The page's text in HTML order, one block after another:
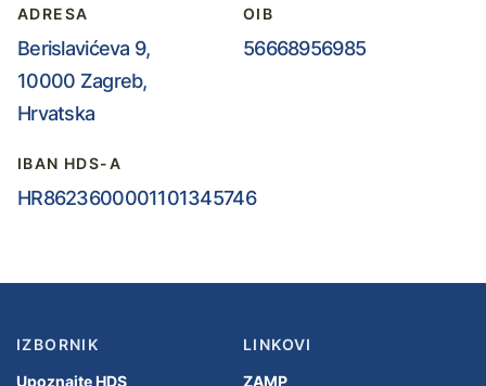
ADRESA
Berislavićeva 9,
10000 Zagreb,
Hrvatska
OIB
56668956985
IBAN HDS-A
HR8623600001101345746
IZBORNIK
Upoznajte HDS
LINKOVI
ZAMP